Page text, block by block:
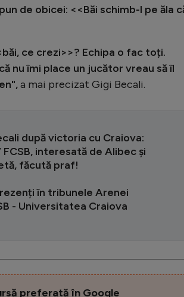
de obicei: <<Băi schimb-l pe ăla
ce crezi>>? Echipa o fac toți.
nu îmi place un jucător vreau să îl
a mai precizat Gigi Becali.
după victoria cu Craiova:
FCSB, interesată de Alibec și
făcută praf!
în tribunele Arenei
- Universitatea Craiova
preferată în Google